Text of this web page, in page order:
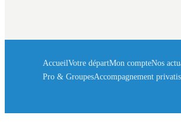
🎁
Bonjour à vous ! 👋
AccueilVotre départMon compteNos
Pro & GroupesAccompagnement